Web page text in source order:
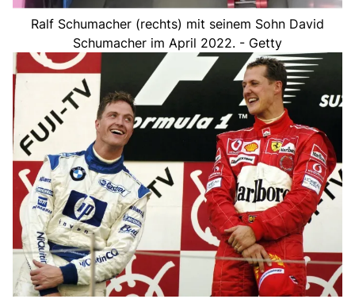
Ralf Schumacher (rechts) mit seinem Sohn David
Schumacher im April 2022. - Getty